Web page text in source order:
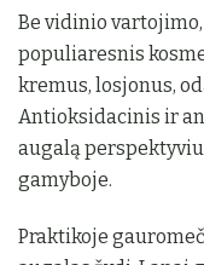
Be vidinio
populiaresnis
kremus, losjonus,
Antioksidacinis ir
augalą
gamyboje.
Praktikoje